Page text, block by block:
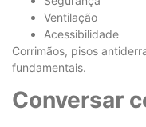
Ventilação
Acessibilidade
Corrimãos, pisos
fundamentais.
Conversar